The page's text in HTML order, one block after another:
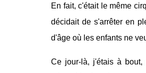
En fait, c'était le même
décidait de s'arrêter en
d'âge où les enfants ne
Ce jour-là, j'étais à